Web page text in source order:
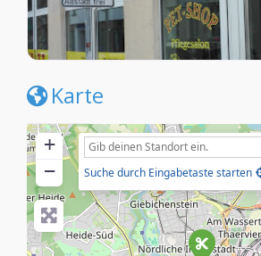
Karte
+
−
Suche durch Eingabetaste starten